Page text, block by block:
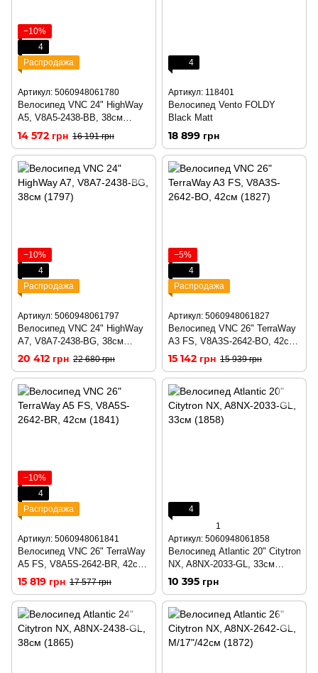
−10%
4
Распродажа
Артикул: 5060948061780
Велосипед VNC 24" HighWay
A5, V8A5-2438-BB, 38см
(1780)
14 572 грн 16 191 грн
4
Артикул: 118401
Велосипед Vento FOLDY
Black Matt
18 899 грн
−10%
4
Распродажа
Артикул: 5060948061797
Велосипед VNC 24" HighWay
A7, V8A7-2438-BG, 38см
(1797)
20 412 грн 22 680 грн
−5%
4
Распродажа
Артикул: 5060948061827
Велосипед VNC 26" TerraWay
A3 FS, V8A3S-2642-BO, 42см
(1827)
15 142 грн 15 939 грн
−10%
4
Распродажа
Артикул: 5060948061841
Велосипед VNC 26" TerraWay
A5 FS, V8A5S-2642-BR, 42см
(1841)
15 819 грн 17 577 грн
4
1
Артикул: 5060948061858
Велосипед Atlantic 20" Citytron
NX, A8NX-2033-GL, 33см
(1858)
10 395 грн